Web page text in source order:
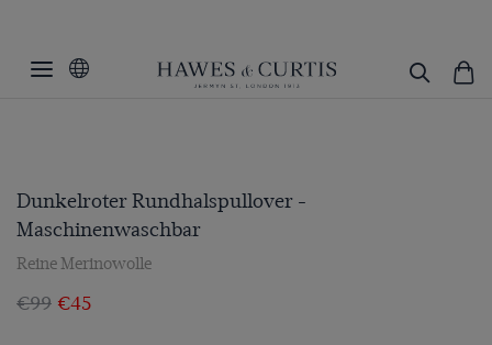
Dunkelroter Rundhalspullover -
Maschinenwaschbar
Reine Merinowolle
€99 €45